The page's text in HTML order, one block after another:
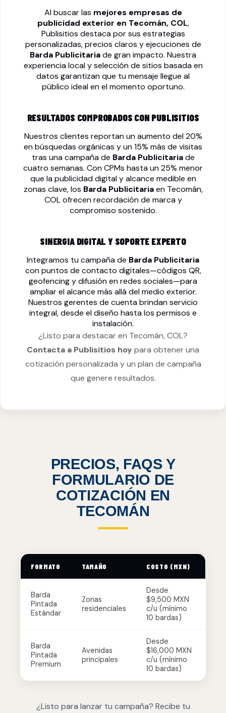
Al buscar las mejores empresas de
publicidad exterior en Tecomán, COL,
Publisitios destaca por sus estrategias
personalizadas, precios claros y ejecuciones de
Barda Publicitariade gran impacto. Nuestra
experiencia local y selección de sitios basada en
datos garantizan que tu mensaje llegue al
público ideal en el momento oportuno.
RESULTADOS COMPROBADOS CON PUBLISITIOS
Nuestros clientes reportan un aumento del 20%
en búsquedas orgánicas y un 15% más de visitas
tras una campaña de Barda Publicitariade
cuatro semanas. Con CPMs hasta un 25% menor
que la publicidad digital y alcance medible en
zonas clave, los Barda Publicitariaen Tecomán,
COL ofrecen recordación de marca y
compromiso sostenido.
SINERGIA DIGITAL Y SOPORTE EXPERTO
Integramos tu campaña de Barda Publicitaria
con puntos de contacto digitales—códigos QR,
geofencing y difusión en redes sociales—para
ampliar el alcance más allá del medio exterior.
Nuestros gerentes de cuenta brindan servicio
integral, desde el diseño hasta los permisos e
instalación.
¿Listo para destacar en Tecomán, COL?
Contacta a Publisitios hoy para obtener una
cotización personalizada y un plan de campaña
que genere resultados.
PRECIOS, FAQS Y
FORMULARIO DE
COTIZACIÓN EN
TECOMÁN
FORMATO TAMAÑO COSTO (MXN)
Barda
Pintada
Estándar
Zonas
residenciales
Desde
$9,500 MXN
c/u (mínimo
10 bardas)
Barda
Pintada
Premium
Avenidas
principales
Desde
$16,000 MXN
c/u (mínimo
10 bardas)
¿Listo para lanzar tu campaña? Recibe tu